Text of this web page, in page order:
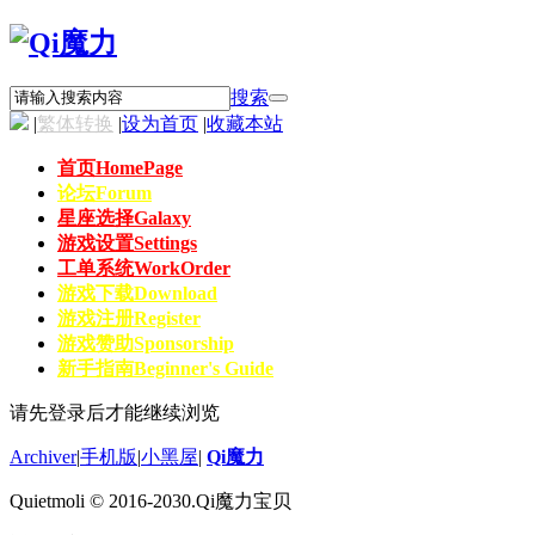
搜索
|繁体转换 |设为首页 |收藏本站
首页HomePage
论坛Forum
星座选择Galaxy
游戏设置Settings
工单系统WorkOrder
游戏下载Download
游戏注册Register
游戏赞助Sponsorship
新手指南Beginner's Guide
请先登录后才能继续浏览
Archiver|手机版|小黑屋| Qi魔力
Quietmoli © 2016-2030.Qi魔力宝贝